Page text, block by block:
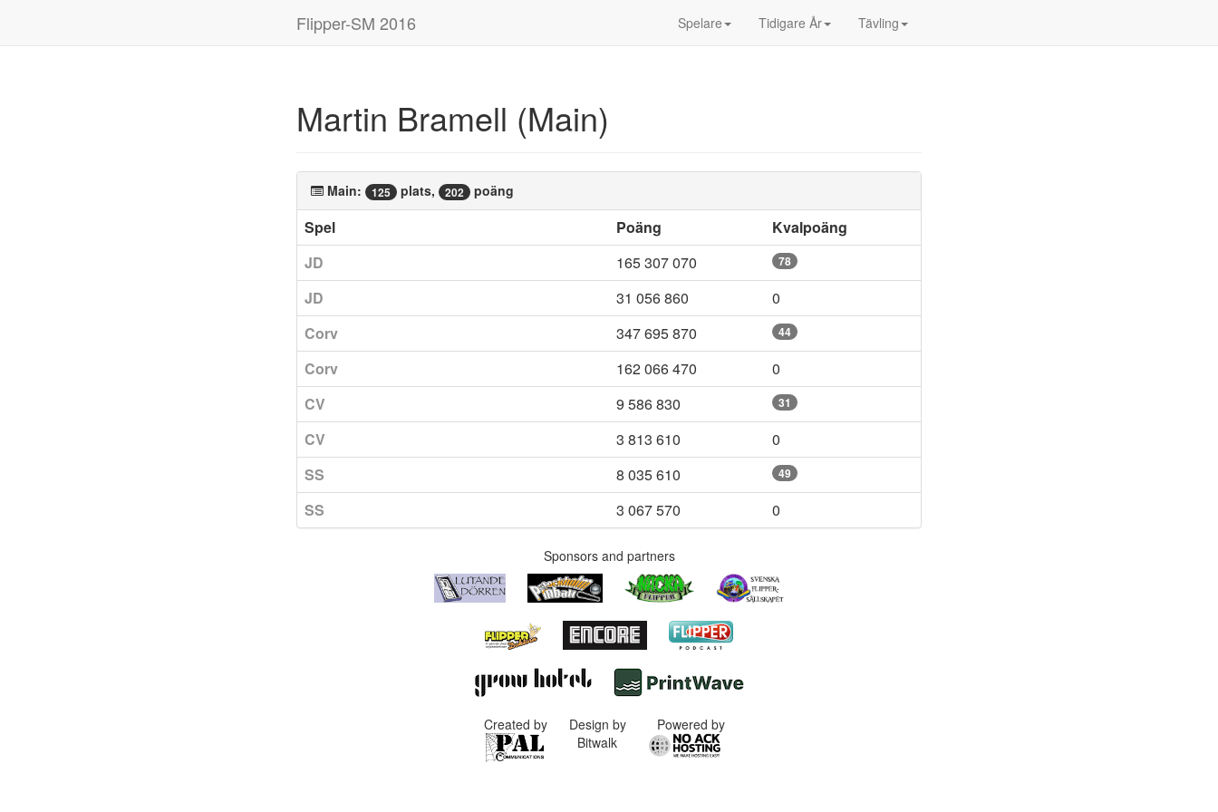
Flipper-SM 2016 Spelare Tidigare År Tävling
Martin Bramell (Main)
Main: 125 plats, 202 poäng
Spel Poäng
Kvalpoäng
JD
165 307 070 78
JD 31 056 860
0
Corv
347 695 870 44
Corv 162 066 470
0
CV
9 586 830 31
CV 3 813 610
0
SS
8 035 610 49
SS 3 067 570 0
Sponsors and partners
Created by
Design by
Bitwalk
Powered by